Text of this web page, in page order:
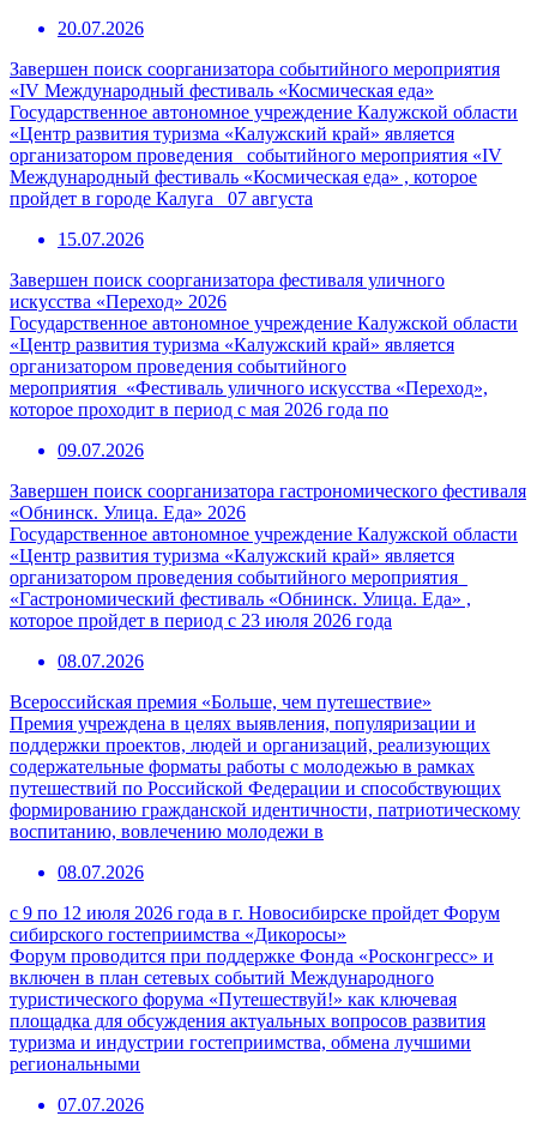
20.07.2026
Завершен поиск соорганизатора событийного мероприятия
«IV Международный фестиваль «Космическая еда»
Государственное автономное учреждение Калужской области
«Центр развития туризма «Калужский край» является
организатором проведения событийного мероприятия «IV
Международный фестиваль «Космическая еда» , которое
пройдет в городе Калуга 07 августа
15.07.2026
Завершен поиск соорганизатора фестиваля уличного
искусства «Переход» 2026
Государственное автономное учреждение Калужской области
«Центр развития туризма «Калужский край» является
организатором проведения событийного
мероприятия «Фестиваль уличного искусства «Переход»,
которое проходит в период с мая 2026 года по
09.07.2026
Завершен поиск соорганизатора гастрономического фестиваля
«Обнинск. Улица. Еда» 2026
Государственное автономное учреждение Калужской области
«Центр развития туризма «Калужский край» является
организатором проведения событийного мероприятия
«Гастрономический фестиваль «Обнинск. Улица. Еда» ,
которое пройдет в период с 23 июля 2026 года
08.07.2026
Всероссийская премия «Больше, чем путешествие»
Премия учреждена в целях выявления, популяризации и
поддержки проектов, людей и организаций, реализующих
содержательные форматы работы с молодежью в рамках
путешествий по Российской Федерации и способствующих
формированию гражданской идентичности, патриотическому
воспитанию, вовлечению молодежи в
08.07.2026
с 9 по 12 июля 2026 года в г. Новосибирске пройдет Форум
сибирского гостеприимства «Дикоросы»
Форум проводится при поддержке Фонда «Росконгресс» и
включен в план сетевых событий Международного
туристического форума «Путешествуй!» как ключевая
площадка для обсуждения актуальных вопросов развития
туризма и индустрии гостеприимства, обмена лучшими
региональными
07.07.2026